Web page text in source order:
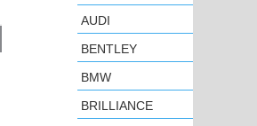
AUDI
BENTLEY
BMW
BRILLIANCE